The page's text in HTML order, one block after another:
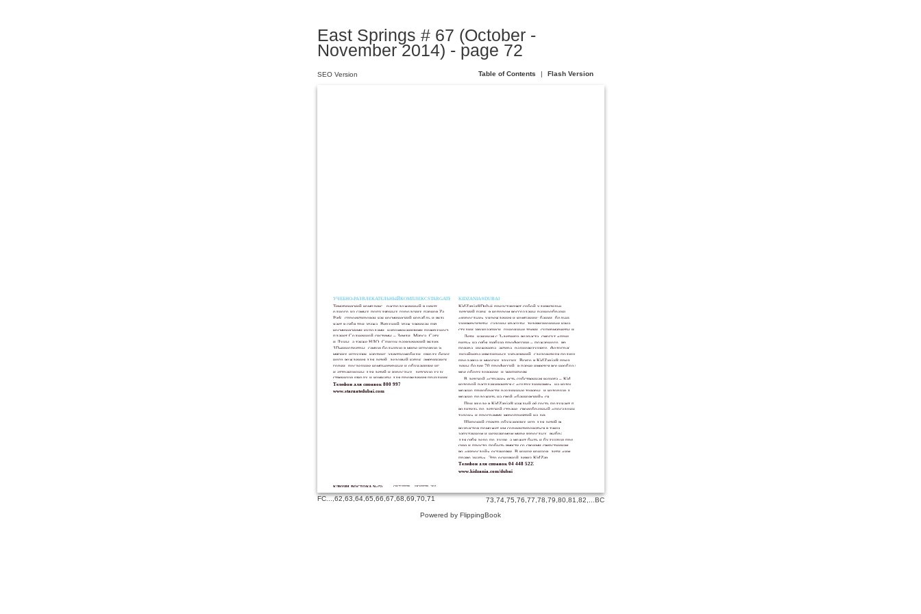
East Springs # 67 (October -
November 2014) - page 72
УЧЕБНО-РАЗВЛЕКАТЕЛЬНЫЙКОМПЛЕКСSTARGATE
Тематический комплекс , расположенный в центре
одного из самых популярных городских парков Zabeel
Park, спроектирован как космический корабль и вклю-
чает в себя три этажа. Верхний этаж увенчан пятью
космическими куполами, напоминающими поверхности
планет Солнечной системы – Земли, Марса, Сатурна
и Луны, а также НЛО. Список развлечений включает:
3D-кинотеатры, самую большую в мире игровую зону
мягких игрушек, картинг, электромобили, школу безопас-
ного вождения для детей, ледовый каток, американские
горки, последние компьютерные и обучающие игры
и аттракционы для детей и взрослых, детскую художе-
ственную школу и комнаты для проведения праздников.
Телефон для справок 800 9977
www.stargatedubai.com
KIDZANIA®DUBAI
KidZania®Dubai представляет собой удивительный
детский парк, в котором воссозданы разнообразные
«взрослые» учреждения и компании: банки, больницы,
университеты, салоны красоты, телевизионные каналы,
студии звукозаписи, гоночные треки, супермаркеты и т. д.
Дети, начиная с 3-летнего возраста, смогут «приме-
рить» на себя любую профессию – пожарного, врача,
повара, инженера, актера, радиоведущего, фотографа,
дизайнера ювелирных украшений, следователя полиции,
продавца и многих других. Всего в KidZania® представ-
лены более 70 профессий, в парке имеется все необходи-
мое оборудование, и экипировка.
В детской «стране» есть собственная валюта – KidZo,
которой расплачиваются с «сотрудниками», на которую
можно приобрести различные товары, и которую даже
можно положить на свой «банковский» счет.
При входе в KidZania® каждый её гость получает путе-
водитель по детской стране, своеобразный «посадочный
талон» и программу мероприятий на день.
Широкий спектр обучающих игр для детей всех
возрастов поможет им сориентироваться в таком
запутанном и незнакомом мире взрослых, выбрать
для себя дело по душе, а может быть и будущую профес-
сию и просто побыть вместе со своими сверстниками
во «взрослой» остановке. В конце концов, дети «имеют
право знать». Это основной девиз KidZania®.
Телефон для справок 04 448 5222
www.kidzania.com/dubai
КЛЮЧИ ВОСТОКА №67(5) ОКТЯБРЬ - НОЯБРЬ 2014
SEO Version Table of Contents | Flash Version
FC...,62,63,64,65,66,67,68,69,70,71 73 74, 75 76 77 78 79 80, 81 82
BC
Powered by FlippingBook